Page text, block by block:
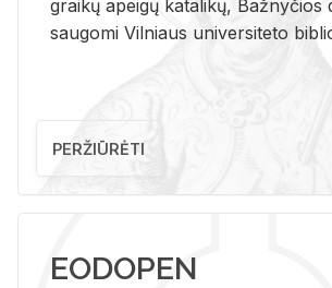
graikų apeigų katalikų, Bažnyčios
saugomi Vilniaus universiteto
PERŽIŪRĖTI
EODOPEN